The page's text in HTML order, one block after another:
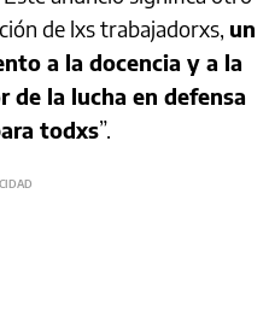
de lxs trabajadorxs, un
a la docencia y a la
de la lucha en defensa
todxs”.